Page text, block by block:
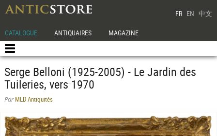
FR EN 中文
CATALOGUE ANTIQUAIRES MAGAZINE
Serge Belloni (1925-2005) - Le Jardin des
Tuileries, vers 1970
ParMLD Antiquités